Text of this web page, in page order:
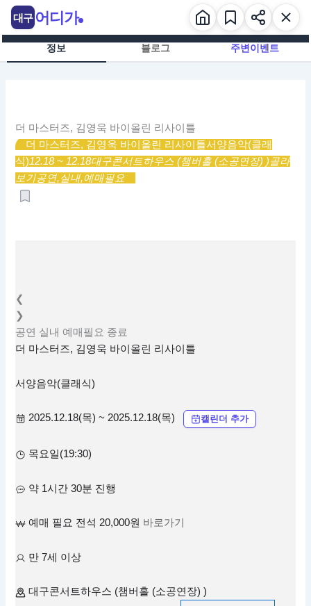
츠
정보 블로그 주변이벤트
더 마스터즈, 김영욱 바이올린 리사이틀
더 마스터즈, 김영욱 바이올린 리사이틀서양음악(클래
식)12.18 ~ 12.18대구콘서트하우스 (챔버홀 (소공연장) )골라
보기공연,실내,예매필요
❮
❯
공연 실내 예매필요 종료
더 마스터즈, 김영욱 바이올린 리사이틀
서양음악(클래식)
2025.12.18(목) ~ 2025.12.18(목) 캘린더 추가
목요일(19:30)
약 1시간 30분 진행
예매 필요 전석 20,000원 바로가기
만 7세 이상
대구콘서트하우스 (챔버홀 (소공연장) )
대구 어디가